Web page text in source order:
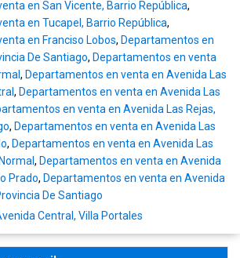
en San Vicente, Barrio República,
en Tucapel, Barrio República,
en Franciso Lobos, Departamentos en
De Santiago, Departamentos en venta
, Departamentos en venta en Avenida Las
, Departamentos en venta en Avenida Las
en venta en Avenida Las Rejas,
, Departamentos en venta en Avenida Las
, Departamentos en venta en Avenida Las
, Departamentos en venta en Avenida
Prado, Departamentos en venta en Avenida
De Santiago
Central, Villa Portales